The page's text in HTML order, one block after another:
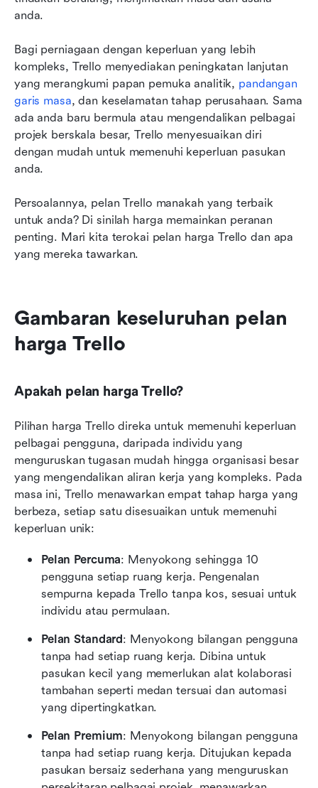
anda.
Bagi perniagaan dengan keperluan yang lebih
kompleks, Trello menyediakan peningkatan lanjutan
yang merangkumi papan pemuka analitik, pandangan
garis masa, dan keselamatan tahap perusahaan. Sama
ada anda baru bermula atau mengendalikan pelbagai
projek berskala besar, Trello menyesuaikan diri
dengan mudah untuk memenuhi keperluan pasukan
anda.
Persoalannya, pelan Trello manakah yang terbaik
untuk anda? Di sinilah harga memainkan peranan
penting. Mari kita terokai pelan harga Trello dan apa
yang mereka tawarkan.
Gambaran keseluruhan pelan
harga Trello
Apakah pelan harga Trello?
Pilihan harga Trello direka untuk memenuhi keperluan
pelbagai pengguna, daripada individu yang
menguruskan tugasan mudah hingga organisasi besar
yang mengendalikan aliran kerja yang kompleks. Pada
masa ini, Trello menawarkan empat tahap harga yang
berbeza, setiap satu disesuaikan untuk memenuhi
keperluan unik:
Pelan Percuma: Menyokong sehingga 10
pengguna setiap ruang kerja. Pengenalan
sempurna kepada Trello tanpa kos, sesuai untuk
individu atau permulaan.
Pelan Standard: Menyokong bilangan pengguna
tanpa had setiap ruang kerja. Dibina untuk
pasukan kecil yang memerlukan alat kolaborasi
tambahan seperti medan tersuai dan automasi
yang dipertingkatkan.
Pelan Premium: Menyokong bilangan pengguna
tanpa had setiap ruang kerja. Ditujukan kepada
pasukan bersaiz sederhana yang menguruskan